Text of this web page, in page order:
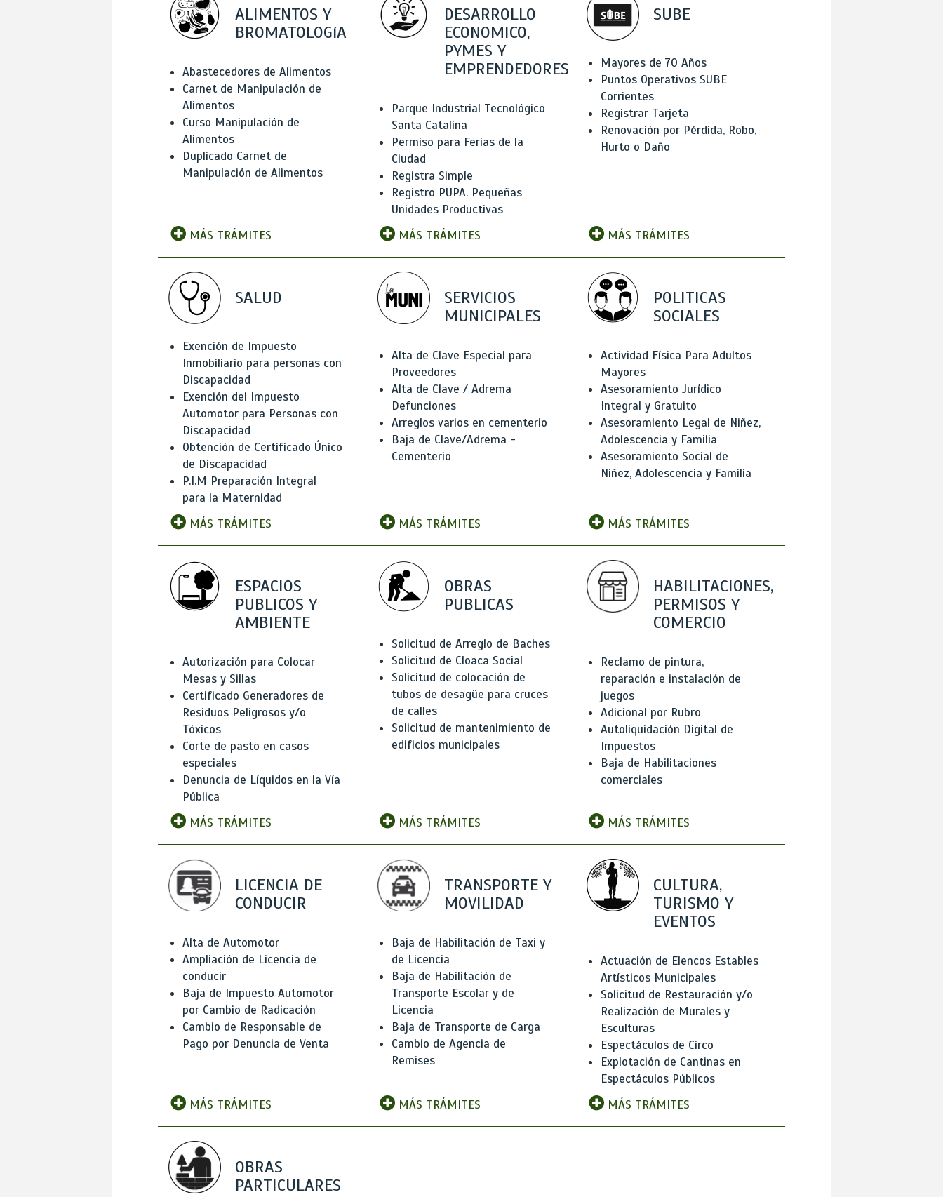
ALIMENTOS Y
BROMATOLOGíA
Abastecedores de Alimentos
Carnet de Manipulación de
Alimentos
Curso Manipulación de
Alimentos
Duplicado Carnet de
Manipulación de Alimentos
MÁS TRÁMITES
DESARROLLO
ECONOMICO,
PYMES Y
EMPRENDEDORES
Parque Industrial Tecnológico
Santa Catalina
Permiso para Ferias de la
Ciudad
Registra Simple
Registro PUPA. Pequeñas
Unidades Productivas
MÁS TRÁMITES
SUBE
Mayores de 70 Años
Puntos Operativos SUBE
Corrientes
Registrar Tarjeta
Renovación por Pérdida, Robo,
Hurto o Daño
MÁS TRÁMITES
SALUD
Exención de Impuesto
Inmobiliario para personas con
Discapacidad
Exención del Impuesto
Automotor para Personas con
Discapacidad
Obtención de Certificado Único
de Discapacidad
P.I.M Preparación Integral
para la Maternidad
MÁS TRÁMITES
SERVICIOS
MUNICIPALES
Alta de Clave Especial para
Proveedores
Alta de Clave / Adrema
Defunciones
Arreglos varios en cementerio
Baja de Clave/Adrema -
Cementerio
MÁS TRÁMITES
POLITICAS
SOCIALES
Actividad Física Para Adultos
Mayores
Asesoramiento Jurídico
Integral y Gratuito
Asesoramiento Legal de Niñez,
Adolescencia y Familia
Asesoramiento Social de
Niñez, Adolescencia y Familia
MÁS TRÁMITES
ESPACIOS
PUBLICOS Y
AMBIENTE
Autorización para Colocar
Mesas y Sillas
Certificado Generadores de
Residuos Peligrosos y/o
Tóxicos
Corte de pasto en casos
especiales
Denuncia de Líquidos en la Vía
Pública
MÁS TRÁMITES
OBRAS
PUBLICAS
Solicitud de Arreglo de Baches
Solicitud de Cloaca Social
Solicitud de colocación de
tubos de desagüe para cruces
de calles
Solicitud de mantenimiento de
edificios municipales
MÁS TRÁMITES
HABILITACIONES,
PERMISOS Y
COMERCIO
Reclamo de pintura,
reparación e instalación de
juegos
Adicional por Rubro
Autoliquidación Digital de
Impuestos
Baja de Habilitaciones
comerciales
MÁS TRÁMITES
LICENCIA DE
CONDUCIR
Alta de Automotor
Ampliación de Licencia de
conducir
Baja de Impuesto Automotor
por Cambio de Radicación
Cambio de Responsable de
Pago por Denuncia de Venta
MÁS TRÁMITES
TRANSPORTE Y
MOVILIDAD
Baja de Habilitación de Taxi y
de Licencia
Baja de Habilitación de
Transporte Escolar y de
Licencia
Baja de Transporte de Carga
Cambio de Agencia de
Remises
MÁS TRÁMITES
CULTURA,
TURISMO Y
EVENTOS
Actuación de Elencos Estables
Artísticos Municipales
Solicitud de Restauración y/o
Realización de Murales y
Esculturas
Espectáculos de Circo
Explotación de Cantinas en
Espectáculos Públicos
MÁS TRÁMITES
OBRAS
PARTICULARES